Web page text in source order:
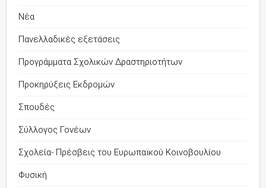
Νέα
Πανελλαδικές εξετάσεις
Προγράμματα Σχολικών Δραστηριοτήτων
Προκηρύξεις Εκδρομών
Σπουδές
Σύλλογος Γονέων
Σχολεία- Πρέσβεις του Ευρωπαϊκού Κοινοβουλίου
Φυσική